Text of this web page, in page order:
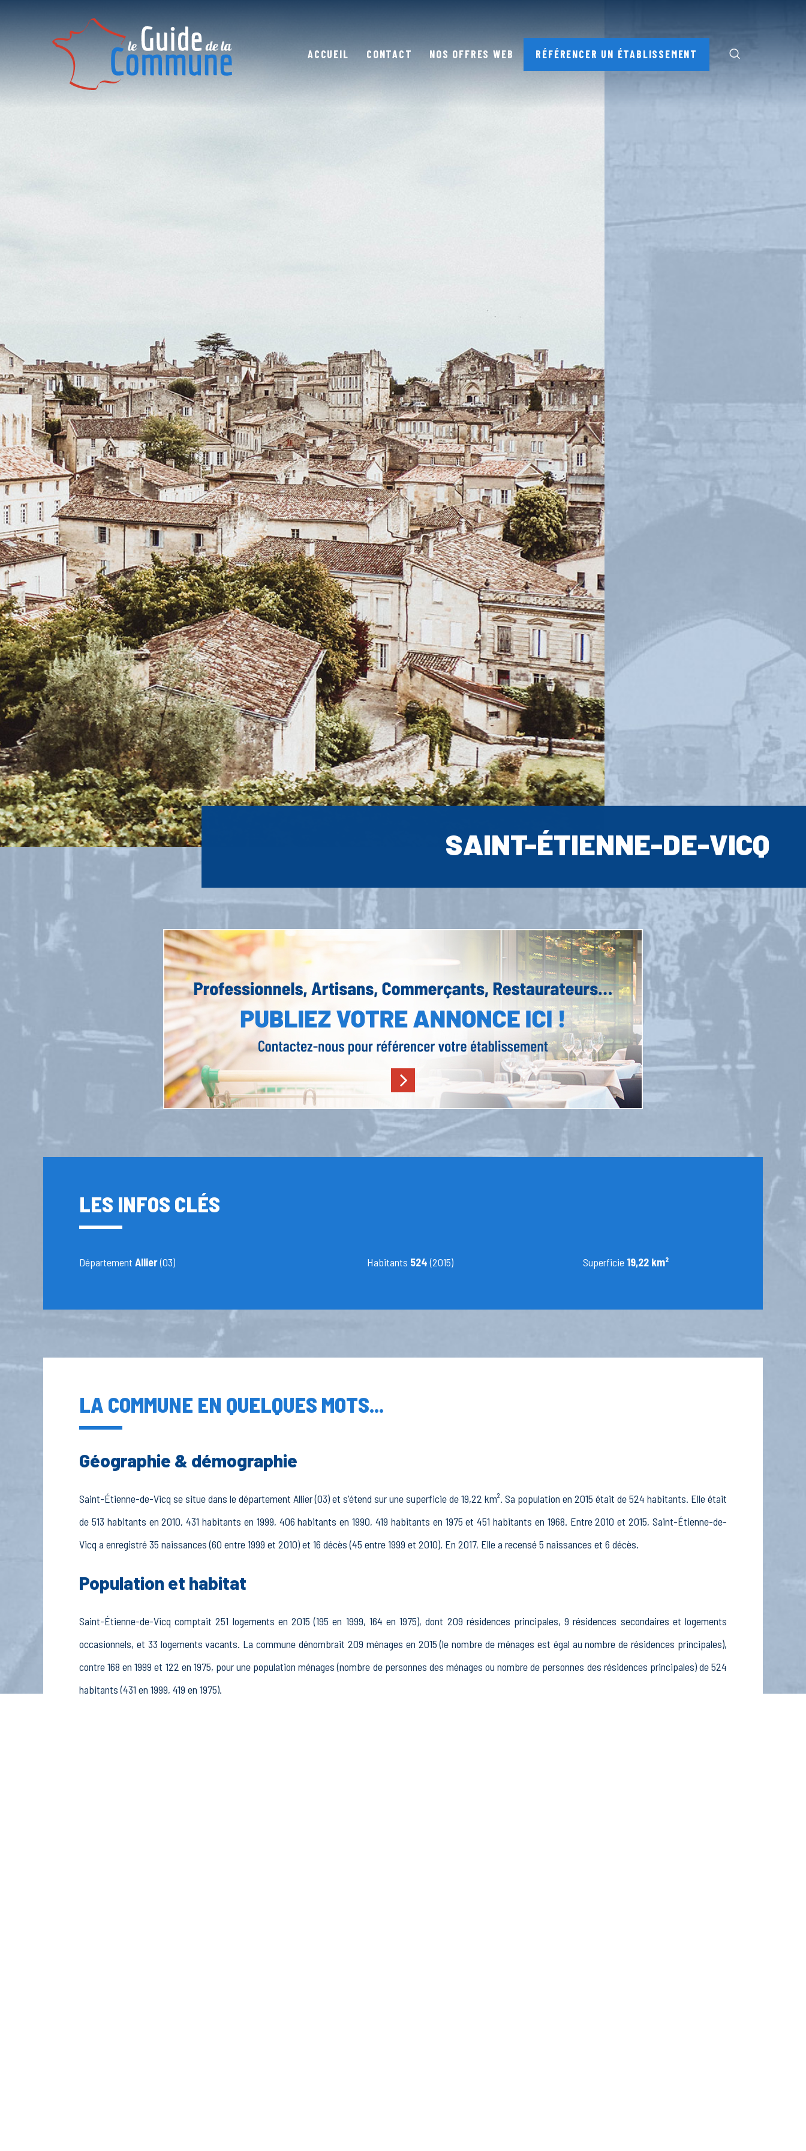
ACCUEIL CONTACT NOS OFFRES WEB RÉFÉRENCER UN ÉTABLISSEMENT
SAINT-ÉTIENNE-DE-VICQ
LES INFOS CLÉS
Département Allier(03) Habitants 524(2015) Superficie 19,22 km²
LA COMMUNE EN QUELQUES MOTS...
Géographie & démographie
Saint-Étienne-de-Vicq se situe dans le département Allier (03) et s'étend sur une superficie de 19,22 km². Sa population en 2015 était de 524 habitants. Elle était
de 513 habitants en 2010, 431 habitants en 1999, 406 habitants en 1990, 419 habitants en 1975 et 451 habitants en 1968. Entre 2010 et 2015, Saint-Étienne-de-
Vicq a enregistré 35 naissances (60 entre 1999 et 2010) et 16 décès (45 entre 1999 et 2010). En 2017, Elle a recensé 5 naissances et 6 décès.
Population et habitat
Saint-Étienne-de-Vicq comptait 251 logements en 2015 (195 en 1999, 164 en 1975), dont 209 résidences principales, 9 résidences secondaires et logements
occasionnels, et 33 logements vacants. La commune dénombrait 209 ménages en 2015 (le nombre de ménages est égal au nombre de résidences principales),
contre 168 en 1999 et 122 en 1975, pour une population ménages (nombre de personnes des ménages ou nombre de personnes des résidences principales) de 524
habitants (431 en 1999, 419 en 1975).